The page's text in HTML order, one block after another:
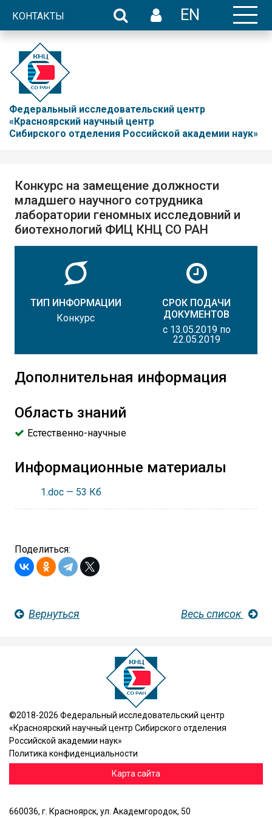
КОНТАКТЫ EN
Федеральный исследовательский центр
«Красноярский научный центр
Сибирского отделения Российской академии наук»
Конкурс на замещение должности
младшего научного сотрудника
лаборатории геномных исследовний и
биотехнологий ФИЦ КНЦ СО РАН
ТИП ИНФОРМАЦИИ
Конкурс
СРОК ПОДАЧИ
ДОКУМЕНТОВ
с 13.05.2019 по
22.05.2019
Дополнительная информация
Область знаний
Естественно-научные
Информационные материалы
1.doc — 53 Кб
Поделиться:
Вернуться Весь список
©2018-2026 Федеральный исследовательский центр
«Красноярский научный центр Сибирского отделения
Российской академии наук»
Политика конфиденциальности
Карта сайта
660036, г. Красноярск, ул. Академгородок, 50